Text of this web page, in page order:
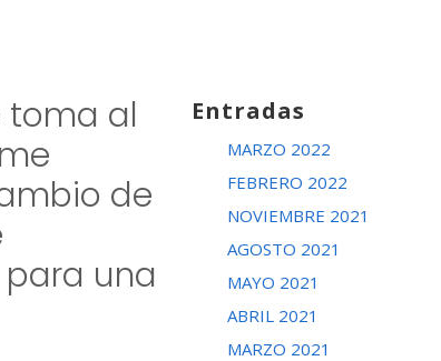
toma al
de
una
Entradas
MARZO 2022
FEBRERO 2022
NOVIEMBRE 2021
AGOSTO 2021
MAYO 2021
ABRIL 2021
MARZO 2021